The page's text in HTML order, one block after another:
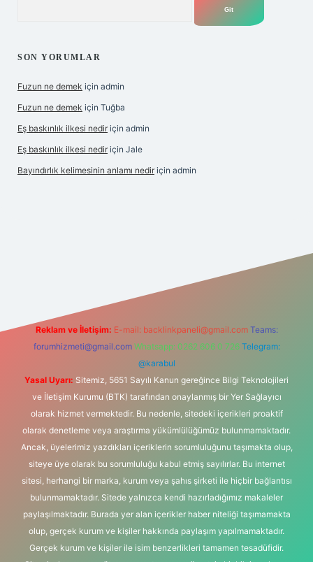
SON YORUMLAR
Fuzun ne demek için admin
Fuzun ne demek için Tuğba
Eş baskınlık ilkesi nedir için admin
Eş baskınlık ilkesi nedir için Jale
Bayındırlık kelimesinin anlamı nedir için admin
Reklam ve İletişim: E-mail: backlinkpaneli@gmail.com Teams:
forumhizmeti@gmail.com Whatsapp: 0262 606 0 726 Telegram:
@karabul
Yasal Uyarı: Sitemiz, 5651 Sayılı Kanun gereğince Bilgi Teknolojileri
ve İletişim Kurumu (BTK) tarafından onaylanmış bir Yer Sağlayıcı
olarak hizmet vermektedir. Bu nedenle, sitedeki içerikleri proaktif
olarak denetleme veya araştırma yükümlülüğümüz bulunmamaktadır.
Ancak, üyelerimiz yazdıkları içeriklerin sorumluluğunu taşımakta olup,
siteye üye olarak bu sorumluluğu kabul etmiş sayılırlar. Bu internet
sitesi, herhangi bir marka, kurum veya şahıs şirketi ile hiçbir bağlantısı
bulunmamaktadır. Sitede yalnızca kendi hazırladığımız makaleler
paylaşılmaktadır. Burada yer alan içerikler haber niteliği taşımamakta
olup, gerçek kurum ve kişiler hakkında paylaşım yapılmamaktadır.
Gerçek kurum ve kişiler ile isim benzerlikleri tamamen tesadüfidir.